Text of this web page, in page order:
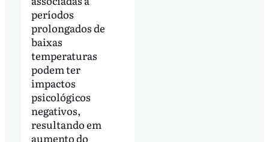
períodos
prolongados de
baixas
temperaturas
podem ter
impactos
psicológicos
negativos,
resultando em
aumento do